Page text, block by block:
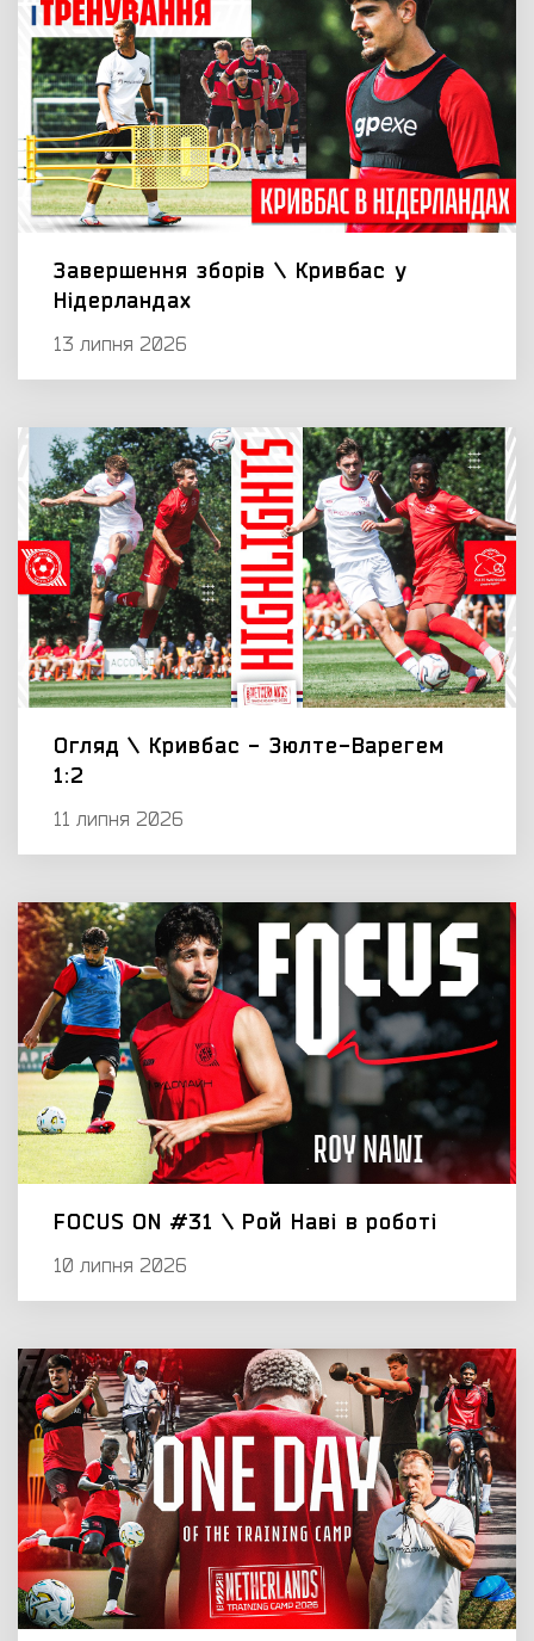
Завершення зборів \ Кривбас у
Нідерландах
13 липня 2026
Огляд \ Кривбас - Зюлте-Варегем
1:2
11 липня 2026
FOCUS ON #31 \ Рой Наві в роботі
10 липня 2026